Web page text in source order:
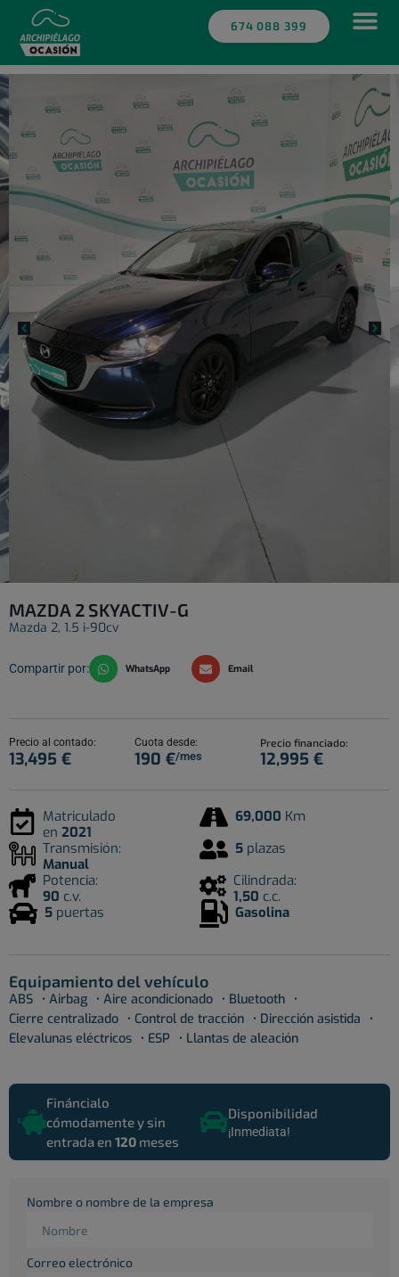
674 088 399
Novedad
MAZDA 2 SKYACTIV-G
Mazda 2, 1.5 i-90cv
Compartir por: WhatsApp Email
Precio al contado:
13,495 €
Cuota desde:
190 €/mes
Precio financiado:
12,995 €
Matriculado
en 2021
69,000 Km
Transmisión:
Manual
5 plazas
Potencia:
90 c.v.
Cilindrada:
1,50 c.c.
5 puertas Gasolina
Equipamiento del vehículo
ABS · Airbag · Aire acondicionado · Bluetooth ·
Cierre centralizado · Control de tracción · Dirección asistida ·
Elevalunas eléctricos · ESP · Llantas de aleación
Fináncialo
cómodamente y sin
entrada en 120 meses
Disponibilidad
¡Inmediata!
Nombre o nombre de la empresa
Correo electrónico